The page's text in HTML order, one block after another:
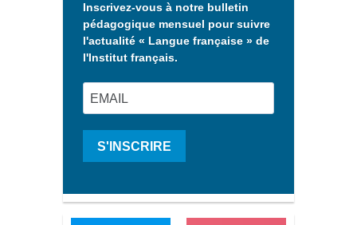
Inscrivez-vous à notre bulletin
pédagogique mensuel pour suivre
l'actualité « Langue française » de
l'Institut français.
S'INSCRIRE